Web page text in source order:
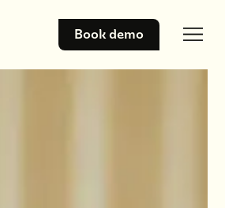
Book demo